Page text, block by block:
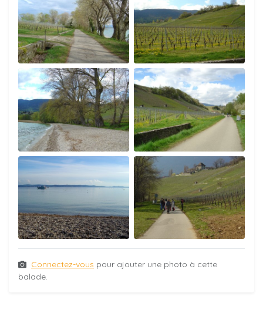
Connectez-vous pour ajouter une photo à cette
balade.